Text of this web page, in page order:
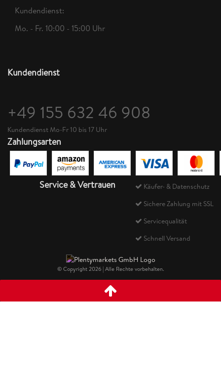
Kundendienst:
Mo. - Fr. 10:00 - 15:00 Uhr
Kundendienst
+49 155 632 46 908
Kundendienst Mo-Fr 10 bis 17 Uhr
Zahlungsarten
Service & Vertrauen
Käufer- & Datenschutz
Sichere Zahlung mit SSL
Servicequalität
Schnell Versand
© Copyright 2026 | Alle Rechte vorbehalten.